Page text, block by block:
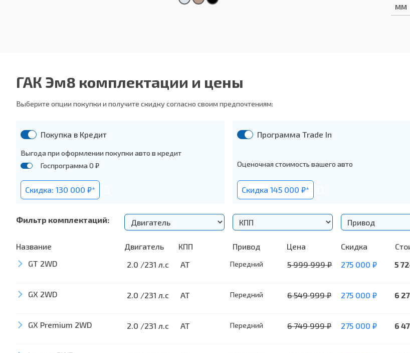
мм
ГАК Эм8 комплектации и цены
Выберите опции покупки и получите скидку согласно своим предпочтениям:
Покупка в Кредит
Выгода при оформлении покупки авто в кредит
Госпрограмма 0 ₽
Скидка: 130 000 ₽*
Программа Trade In
Оценочная стоимость вашего авто
Cкидка 145 000 ₽*
Фильтр комплектаций:
Название Двигатель КПП Привод Цена Cкидка
GT 2WD
2.0 /231 л.с AT Передний 5 999 999₽ 275 000 ₽ 5
Экстерьер
Светодиодные фары (автоматическая регулировка высоты + функция сигнализации о
GX 2WD 2.0 /231 л.с AT Передний 6 549 999₽ 275 000 ₽ 6
Экстерьер
GX Premium 2WD 2.0 /231 л.с AT Передний 6 749 999₽ 275 000 ₽ 6